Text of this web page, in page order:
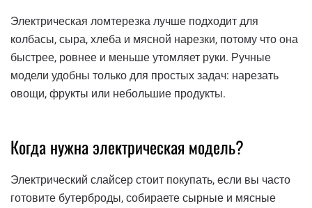
Электрическая ломтерезка лучше подходит для
колбасы, сыра, хлеба и мясной нарезки, потому что она
быстрее, ровнее и меньше утомляет руки. Ручные
модели удобны только для простых задач: нарезать
овощи, фрукты или небольшие продукты.
Когда нужна электрическая модель?
Электрический слайсер стоит покупать, если вы часто
готовите бутерброды, собираете сырные и мясные